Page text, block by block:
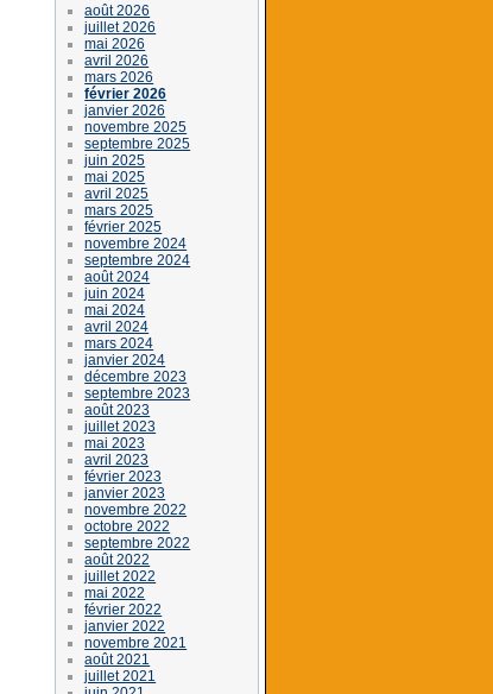
août 2026
juillet 2026
mai 2026
avril 2026
mars 2026
février 2026
janvier 2026
novembre 2025
septembre 2025
juin 2025
mai 2025
avril 2025
mars 2025
février 2025
novembre 2024
septembre 2024
août 2024
juin 2024
mai 2024
avril 2024
mars 2024
janvier 2024
décembre 2023
septembre 2023
août 2023
juillet 2023
mai 2023
avril 2023
février 2023
janvier 2023
novembre 2022
octobre 2022
septembre 2022
août 2022
juillet 2022
mai 2022
février 2022
janvier 2022
novembre 2021
août 2021
juillet 2021